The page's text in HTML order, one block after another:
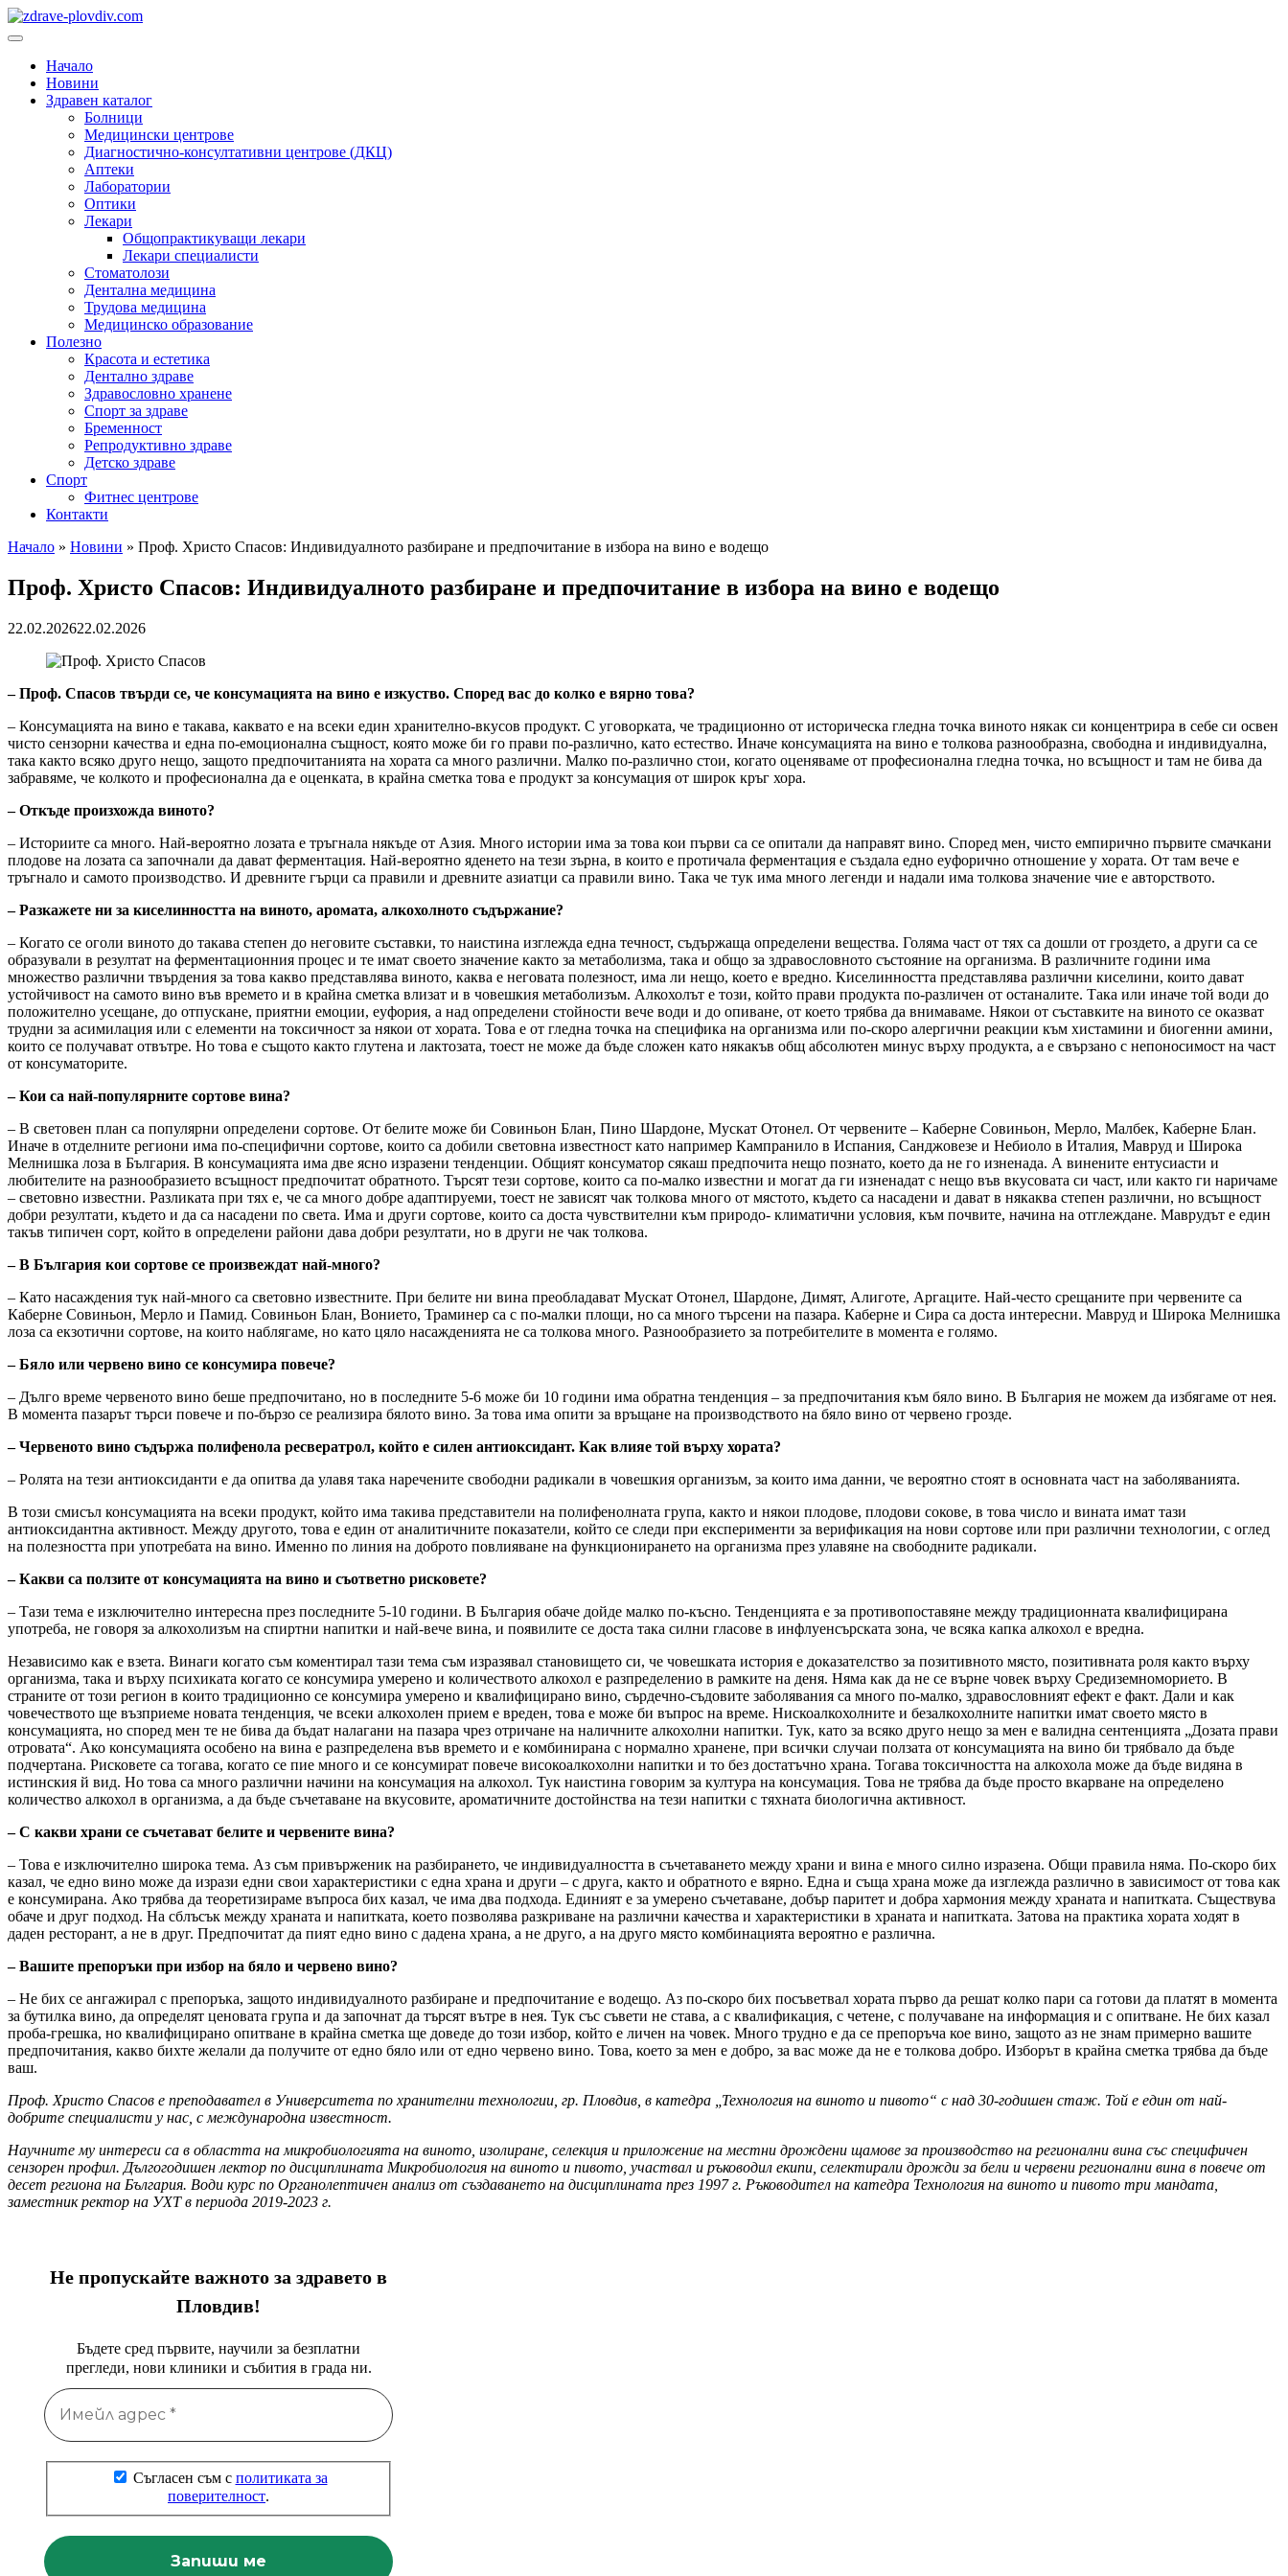
Преминете
към
Основно
Начало
Новини
Здравен каталог
Болници
Медицински центрове
Диагностично-консултативни центрове (ДКЦ)
Аптеки
Лаборатории
Оптики
Лекари
Общопрактикуващи лекари
Лекари специалисти
Стоматолози
Дентална медицина
Трудова медицина
Медицинско образование
Полезно
Красота и естетика
Дентално здраве
Здравословно хранене
Спорт за здраве
Бременност
Репродуктивно здраве
Детско здраве
Спорт
Фитнес центрове
Контакти
Начало » Новини » Проф. Христо Спасов: Индивидуалното разбиране и предпочитание в избора на вино е водещо
Проф. Христо Спасов: Индивидуалното разбиране и предпочитание в избора на вино е водещо
22.02.202622.02.2026
– Проф. Спасов твърди се, че консумацията на вино е изкуство. Според вас до колко е вярно това?
– Консумацията на вино е такава, каквато е на всеки един хранително-вкусов продукт. С уговорката, че традиционно от историческа гледна точка виното някак си концентрира в себе си освен
чисто сензорни качества и една по-емоционална същност, която може би го прави по-различно, като естество. Иначе консумацията на вино е толкова разнообразна, свободна и индивидуална,
така както всяко друго нещо, защото предпочитанията на хората са много различни. Малко по-различно стои, когато оценяваме от професионална гледна точка, но всъщност и там не бива да
забравяме, че колкото и професионална да е оценката, в крайна сметка това е продукт за консумация от широк кръг хора.
– Откъде произхожда виното?
– Историите са много. Най-вероятно лозата е тръгнала някъде от Азия. Много истории има за това кои първи са се опитали да направят вино. Според мен, чисто емпирично първите смачкани
плодове на лозата са започнали да дават ферментация. Най-вероятно яденето на тези зърна, в които е протичала ферментация е създала едно еуфорично отношение у хората. От там вече е
тръгнало и самото производство. И древните гърци са правили и древните азиатци са правили вино. Така че тук има много легенди и надали има толкова значение чие е авторството.
– Разкажете ни за киселинността на виното, аромата, алкохолното съдържание?
– Когато се оголи виното до такава степен до неговите съставки, то наистина изглежда една течност, съдържаща определени вещества. Голяма част от тях са дошли от гроздето, а други са се
образували в резултат на ферментационния процес и те имат своето значение както за метаболизма, така и общо за здравословното състояние на организма. В различните години има
множество различни твърдения за това какво представлява виното, каква е неговата полезност, има ли нещо, което е вредно. Киселинността представлява различни киселини, които дават
устойчивост на самото вино във времето и в крайна сметка влизат и в човешкия метаболизъм. Алкохолът е този, който прави продукта по-различен от останалите. Така или иначе той води до
положително усещане, до отпускане, приятни емоции, еуфория, а над определени стойности вече води и до опиване, от което трябва да внимаваме. Някои от съставките на виното се оказват
трудни за асимилация или с елементи на токсичност за някои от хората. Това е от гледна точка на специфика на организма или по-скоро алергични реакции към хистамини и биогенни амини,
които се получават отвътре. Но това е същото както глутена и лактозата, тоест не може да бъде сложен като някакъв общ абсолютен минус върху продукта, а е свързано с непоносимост на част
от консуматорите.
– Кои са най-популярните сортове вина?
– В световен план са популярни определени сортове. От белите може би Совиньон Блан, Пино Шардоне, Мускат Отонел. От червените – Каберне Совиньон, Мерло, Малбек, Каберне Блан.
Иначе в отделните региони има по-специфични сортове, които са добили световна известност като например Кампранило в Испания, Санджовезе и Небиоло в Италия, Мавруд и Широка
Мелнишка лоза в България. В консумацията има две ясно изразени тенденции. Общият консуматор сякаш предпочита нещо познато, което да не го изненада. А винените ентусиасти и
любителите на разнообразието всъщност предпочитат обратното. Търсят тези сортове, които са по-малко известни и могат да ги изненадат с нещо във вкусовата си част, или както ги наричаме
– световно известни. Разликата при тях е, че са много добре адаптируеми, тоест не зависят чак толкова много от мястото, където са насадени и дават в някаква степен различни, но всъщност
добри резултати, където и да са насадени по света. Има и други сортове, които са доста чувствителни към природо- климатични условия, към почвите, начина на отглеждане. Маврудът е един
такъв типичен сорт, който в определени райони дава добри резултати, но в други не чак толкова.
– В България кои сортове се произвеждат най-много?
– Като насаждения тук най-много са световно известните. При белите ни вина преобладават Мускат Отонел, Шардоне, Димят, Алиготе, Аргаците. Най-често срещаните при червените са
Каберне Совиньон, Мерло и Памид. Совиньон Блан, Вонието, Траминер са с по-малки площи, но са много търсени на пазара. Каберне и Сира са доста интересни. Мавруд и Широка Мелнишка
лоза са екзотични сортове, на които наблягаме, но като цяло насажденията не са толкова много. Разнообразието за потребителите в момента е голямо.
– Бяло или червено вино се консумира повече?
– Дълго време червеното вино беше предпочитано, но в последните 5-6 може би 10 години има обратна тенденция – за предпочитания към бяло вино. В България не можем да избягаме от нея.
В момента пазарът търси повече и по-бързо се реализира бялото вино. За това има опити за връщане на производството на бяло вино от червено грозде.
– Червеното вино съдържа полифенола ресвератрол, който е силен антиоксидант. Как влияе той върху хората?
– Ролята на тези антиоксиданти е да опитва да улавя така наречените свободни радикали в човешкия организъм, за които има данни, че вероятно стоят в основната част на заболяванията.
В този смисъл консумацията на всеки продукт, който има такива представители на полифенолната група, както и някои плодове, плодови сокове, в това число и вината имат тази
антиоксидантна активност. Между другото, това е един от аналитичните показатели, който се следи при експерименти за верификация на нови сортове или при различни технологии, с оглед
на полезността при употребата на вино. Именно по линия на доброто повлияване на функционирането на организма през улавяне на свободните радикали.
– Какви са ползите от консумацията на вино и съответно рисковете?
– Тази тема е изключително интересна през последните 5-10 години. В България обаче дойде малко по-късно. Тенденцията е за противопоставяне между традиционната квалифицирана
употреба, не говоря за алкохолизъм на спиртни напитки и най-вече вина, и появилите се доста така силни гласове в инфлуенсърската зона, че всяка капка алкохол е вредна.
Независимо как е взета. Винаги когато съм коментирал тази тема съм изразявал становището си, че човешката история е доказателство за позитивното място, позитивната роля както върху
организма, така и върху психиката когато се консумира умерено и количеството алкохол е разпределенио в рамките на деня. Няма как да не се върне човек върху Средиземноморието. В
страните от този регион в които традиционно се консумира умерено и квалифицирано вино, сърдечно-съдовите заболявания са много по-малко, здравословният ефект е факт. Дали и как
човечеството ще възприеме новата тенденция, че всеки алкохолен прием е вреден, това е може би въпрос на време. Нискоалкохолните и безалкохолните напитки имат своето място в
консумацията, но според мен те не бива да бъдат налагани на пазара чрез отричане на наличните алкохолни напитки. Тук, като за всяко друго нещо за мен е валидна сентенцията „Дозата прави
отровата“. Ако консумацията особено на вина е разпределена във времето и е комбинирана с нормално хранене, при всички случаи ползата от консумацията на вино би трябвало да бъде
подчертана. Рисковете са тогава, когато се пие много и се консумират повече високоалкохолни напитки и то без достатъчно храна. Тогава токсичността на алкохола може да бъде видяна в
истинския й вид. Но това са много различни начини на консумация на алкохол. Тук наистина говорим за култура на консумация. Това не трябва да бъде просто вкарване на определено
количество алкохол в организма, а да бъде съчетаване на вкусовите, ароматичните достойнства на тези напитки с тяхната биологична активност.
– С какви храни се съчетават белите и червените вина?
– Това е изключително широка тема. Аз съм привърженик на разбирането, че индивидуалността в съчетаването между храни и вина е много силно изразена. Общи правила няма. По-скоро бих
казал, че едно вино може да изрази едни свои характеристики с една храна и други – с друга, както и обратното е вярно. Една и съща храна може да изглежда различно в зависимост от това как
е консумирана. Ако трябва да теоретизираме въпроса бих казал, че има два подхода. Единият е за умерено съчетаване, добър паритет и добра хармония между храната и напитката. Съществува
обаче и друг подход. На сблъсък между храната и напитката, което позволява разкриване на различни качества и характеристики в храната и напитката. Затова на практика хората ходят в
даден ресторант, а не в друг. Предпочитат да пият едно вино с дадена храна, а не друго, а на друго място комбинацията вероятно е различна.
– Вашите препоръки при избор на бяло и червено вино?
– Не бих се ангажирал с препоръка, защото индивидуалното разбиране и предпочитание е водещо. Аз по-скоро бих посъветвал хората първо да решат колко пари са готови да платят в момента
за бутилка вино, да определят ценовата група и да започнат да търсят вътре в нея. Тук със съвети не става, а с квалификация, с четене, с получаване на информация и с опитване. Не бих казал
проба-грешка, но квалифицирано опитване в крайна сметка ще доведе до този избор, който е личен на човек. Много трудно е да се препоръча кое вино, защото аз не знам примерно вашите
предпочитания, какво бихте желали да получите от едно бяло или от едно червено вино. Това, което за мен е добро, за вас може да не е толкова добро. Изборът в крайна сметка трябва да бъде
ваш.
Проф. Христо Спасов е преподавател в Университета по хранителни технологии, гр. Пловдив, в катедра „Технология на виното и пивото“ с над 30-годишен стаж. Той е един от най-
добрите специалисти у нас, с международна известност.
Научните му интереси са в областта на микробиологията на виното, изолиране, селекция и приложение на местни дрождени щамове за производство на регионални вина със специфичен
сензорен профил. Дългогодишен лектор по дисциплината Микробиология на виното и пивото, участвал и ръководил екипи, селектирали дрожди за бели и червени регионални вина в повече от
десет региона на България. Води курс по Органолептичен анализ от създаването на дисциплината през 1997 г. Ръководител на катедра Технология на виното и пивото три мандата,
заместник ректор на УХТ в периода 2019-2023 г.
Не пропускайте важното за здравето в
Пловдив!
Бъдете сред първите, научили за безплатни
прегледи, нови клиники и събития в града ни.
Съгласен съм с политиката за
поверителност.